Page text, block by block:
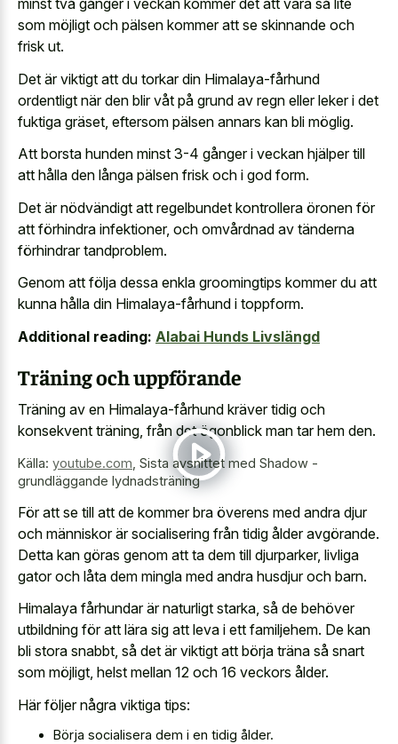
minst två gånger i veckan kommer det att vara så lite
som möjligt och pälsen kommer att se skinnande och
frisk ut.
Det är viktigt att du torkar din Himalaya-fårhund
ordentligt när den blir våt på grund av regn eller leker i det
fuktiga gräset, eftersom pälsen annars kan bli möglig.
Att borsta hunden minst 3-4 gånger i veckan hjälper till
att hålla den långa pälsen frisk och i god form.
Det är nödvändigt att regelbundet kontrollera öronen för
att förhindra infektioner, och omvårdnad av tänderna
förhindrar tandproblem.
Genom att följa dessa enkla groomingtips kommer du att
kunna hålla din Himalaya-fårhund i toppform.
Additional reading: Alabai Hunds Livslängd
Träning och uppförande
Träning av en Himalaya-fårhund kräver tidig och
konsekvent träning, från det ögonblick man tar hem den.
Källa: youtube.com Sista avsnittet med Shadow -
grundläggande lydnadsträning
För att se till att de kommer bra överens med andra djur
och människor är socialisering från tidig ålder avgörande.
Detta kan göras genom att ta dem till djurparker, livliga
gator och låta dem mingla med andra husdjur och barn.
Himalaya fårhundar är naturligt starka, så de behöver
utbildning för att lära sig att leva i ett familjehem. De kan
bli stora snabbt, så det är viktigt att börja träna så snart
som möjligt, helst mellan 12 och 16 veckors ålder.
Här följer några viktiga tips:
Börja socialisera dem i en tidig ålder.